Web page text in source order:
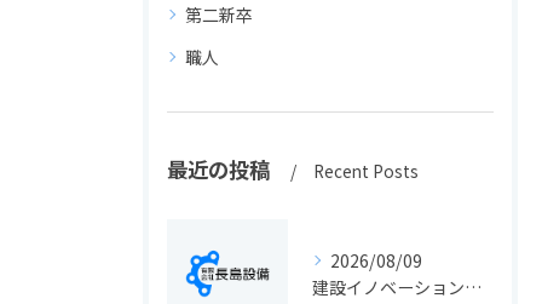
第二新卒
職人
最近の投稿 Recent Posts
2026/08/09
建設イノベーションの最新動向と実務に活きる導入ポイント総まとめ